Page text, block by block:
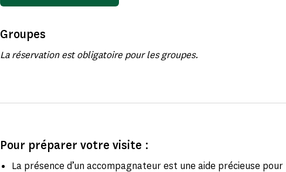
Groupes
La réservation est obligatoire pour les groupes.
Pour préparer votre visite :
La présence d’un accompagnateur est une aide précieuse